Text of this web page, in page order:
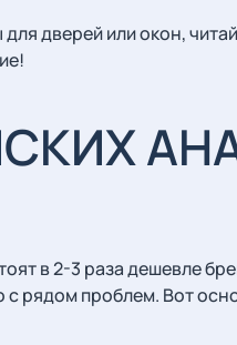
дверей или окон,
в 2-3 раза дешевле
рядом проблем. Вот